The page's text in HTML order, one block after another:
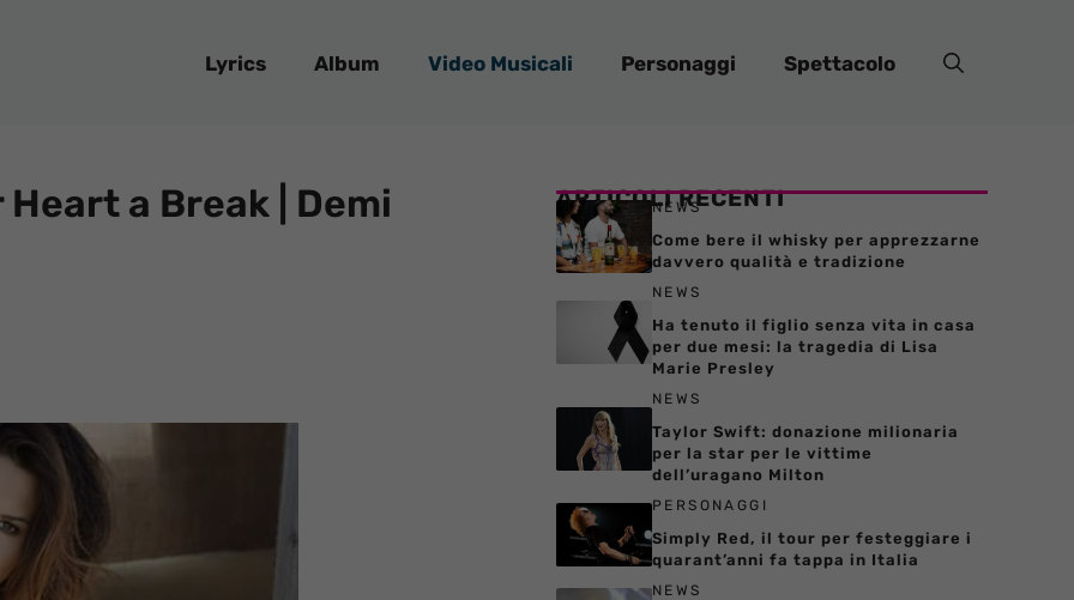
Lyrics Album Video Musicali Personaggi Spettacolo
a Break | Demi
ARTICOLI RECENTI
NEWS
Come bere il whisky per apprezzarne
davvero qualità e tradizione
NEWS
Ha tenuto il figlio senza vita in casa
per due mesi: la tragedia di Lisa
Marie Presley
NEWS
Taylor Swift: donazione milionaria
per la star per le vittime
dell’uragano Milton
PERSONAGGI
Simply Red, il tour per festeggiare i
quarant’anni fa tappa in Italia
NEWS